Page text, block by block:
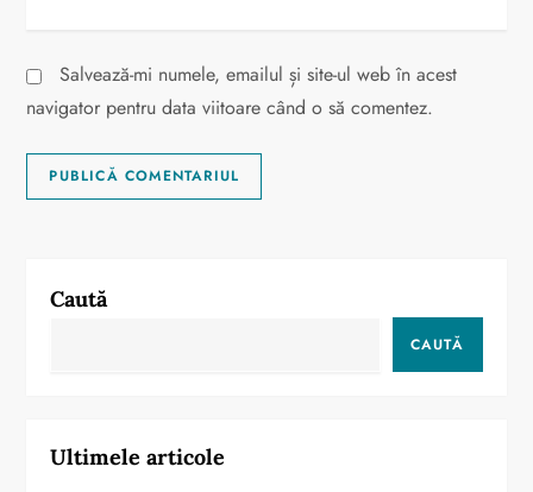
Salvează-mi numele, emailul și site-ul web în acest
navigator pentru data viitoare când o să comentez.
Caută
CAUTĂ
Ultimele articole